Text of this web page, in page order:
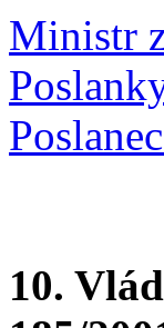
Ministr
10.